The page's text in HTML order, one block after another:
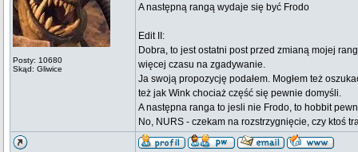
Posty: 10680
Skąd: Gliwice
A następną rangą wydaje się być Frodo
Edit II:
Dobra, to jest ostatni post przed zmianą mojej
więcej czasu na zgadywanie.
Ja swoją propozycję podałem. Mogłem też
też jak Wink chociaż część się pewnie domyśli.
A następna ranga to jesli nie Frodo, to hobbit
No, NURS - czekam na rozstrzygnięcie, czy ktoś